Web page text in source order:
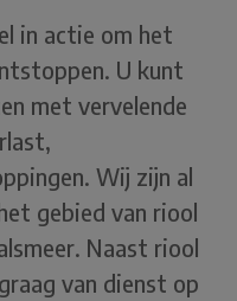
in actie om het
U kunt
met vervelende
Wij zijn al
gebied van riool
Naast riool
van dienst op